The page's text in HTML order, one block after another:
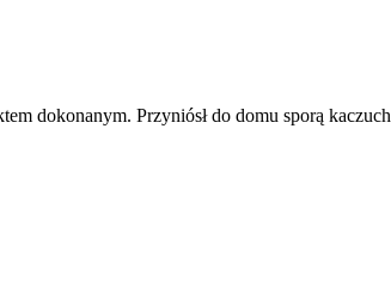
dokonanym. Przyniósł do domu sporą